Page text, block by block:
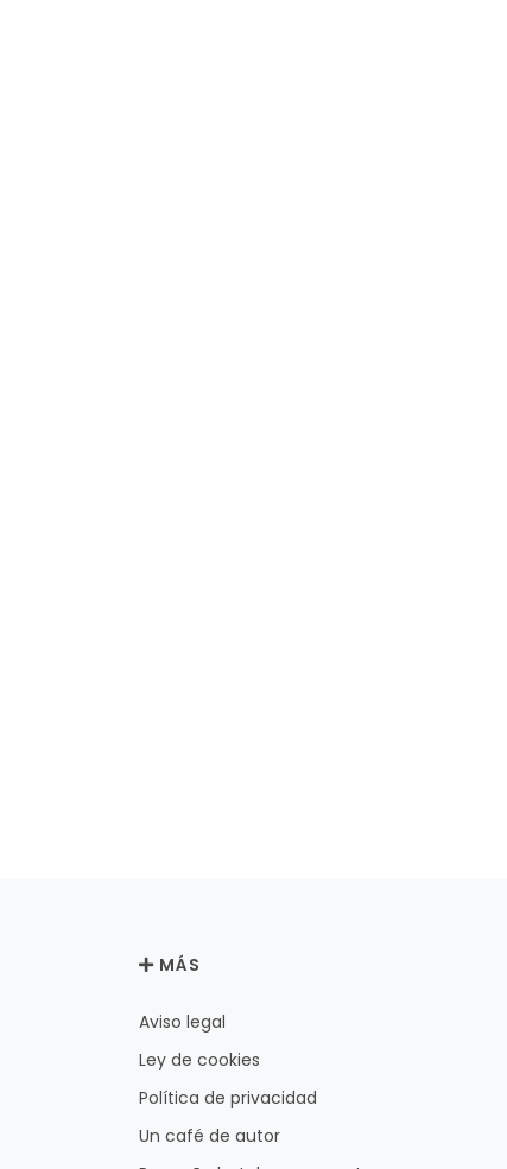
MÁS
Aviso legal
Ley de cookies
Política de privacidad
Un café de autor